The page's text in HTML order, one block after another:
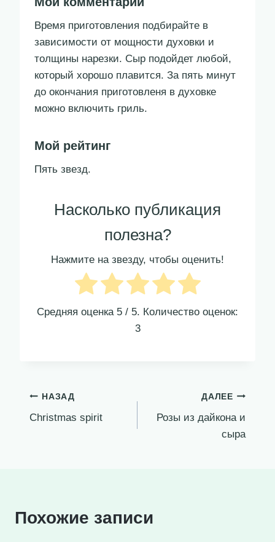
Время приготовления подбирайте в
зависимости от мощности духовки и
толщины нарезки. Сыр подойдет любой,
который хорошо плавится. За пять минут
до окончания приготовленя в духовке
можно включить гриль.
Мой рейтинг
Пять звезд.
Насколько публикация
полезна?
Нажмите на звезду, чтобы оценить!
Средняя оценка 5 / 5. Количество оценок:
3
Навигация
по
НАЗАД
Christmas spirit
ДАЛЕЕ
Розы из дайкона и
сыра
Похожие записи